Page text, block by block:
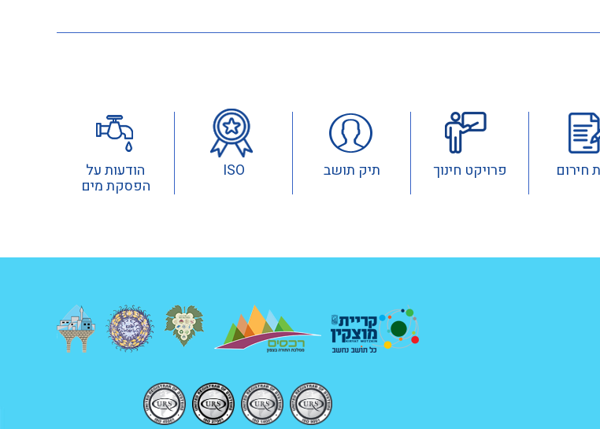
חירום פרויקט חינוך תיק תושב ISO הודעות על
הפסקת מים